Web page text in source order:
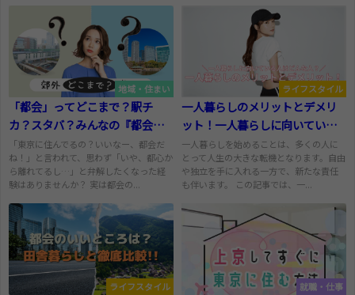
地域・住まい
「都会」ってどこまで？駅チ
カ？スタバ？みんなの『都会ラ
イン』大調査！
「東京に住んでるの？いいなー、都会だ
ね！」と言われて、思わず「いや、都心か
ら離れてるし…」と弁解したくなった経
験はありませんか？ 実は都会の...
ライフスタイル
一人暮らしのメリットとデメリ
ット！一人暮らしに向いている
人は？
一人暮らしを始めることは、多くの人に
とって人生の大きな転機となります。自由
や独立を手に入れる一方で、新たな責任
も伴います。 この記事では、一...
ライフスタイル 就職・仕事